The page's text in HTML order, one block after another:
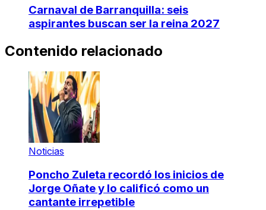
Carnaval de Barranquilla: seis
aspirantes buscan ser la reina 2027
Contenido relacionado
Noticias
Poncho Zuleta recordó los inicios de
Jorge Oñate y lo calificó como un
cantante irrepetible